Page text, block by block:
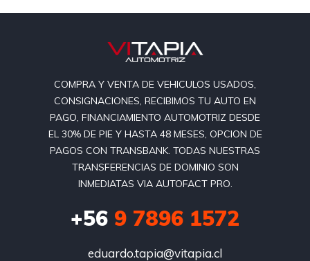
COMPRA Y VENTA DE VEHICULOS USADOS,
CONSIGNACIONES, RECIBIMOS TU AUTO EN
PAGO, FINANCIAMIENTO AUTOMOTRIZ DESDE
EL 30% DE PIE Y HASTA 48 MESES, OPCION DE
PAGOS CON TRANSBANK. TODAS NUESTRAS
TRANSFERENCIAS DE DOMINIO SON
INMEDIATAS VIA AUTOFACT PRO.
+56 9 7896 1572
eduardo.tapia@vitapia.cl